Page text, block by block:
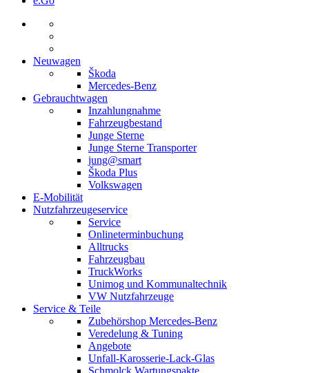
Neuwagen
Škoda
Mercedes-Benz
Gebrauchtwagen
Inzahlungnahme
Fahrzeugbestand
Junge Sterne
Junge Sterne Transporter
jung@smart
Škoda Plus
Volkswagen
E-Mobilität
Nutzfahrzeugeservice
Service
Onlineterminbuchung
Alltrucks
Fahrzeugbau
TruckWorks
Unimog und Kommunaltechnik
VW Nutzfahrzeuge
Service & Teile
Zubehörshop Mercedes-Benz
Veredelung & Tuning
Angebote
Unfall-Karosserie-Lack-Glas
Schmolck Wartungspakte